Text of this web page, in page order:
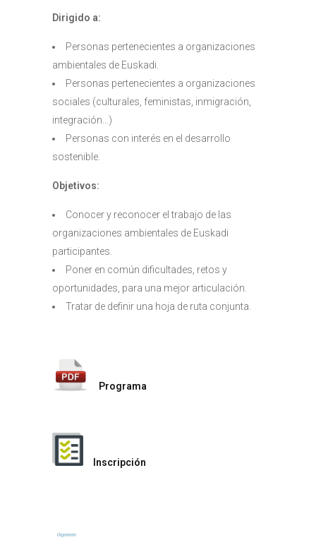
Dirigido a:
Personas pertenecientes a organizaciones
ambientales de Euskadi.
Personas pertenecientes a organizaciones
sociales (culturales, feministas, inmigración,
integración…)
Personas con interés en el desarrollo
sostenible.
Objetivos:
Conocer y reconocer el trabajo de las
organizaciones ambientales de Euskadi
participantes.
Poner en común dificultades, retos y
oportunidades, para una mejor articulación.
Tratar de definir una hoja de ruta conjunta.
Programa
Inscripción